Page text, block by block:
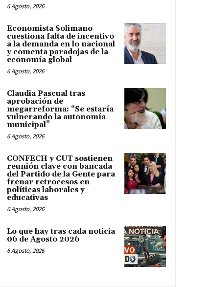
6 Agosto, 2026
Economista Solimano
cuestiona falta de incentivo
a la demanda en lo nacional
y comenta paradojas de la
economía global
6 Agosto, 2026
Claudia Pascual tras
aprobación de
megarreforma: “Se estaría
vulnerando la autonomía
municipal”
6 Agosto, 2026
CONFECH y CUT sostienen
reunión clave con bancada
del Partido de la Gente para
frenar retrocesos en
políticas laborales y
educativas
6 Agosto, 2026
Lo que hay tras cada noticia
06 de Agosto 2026
6 Agosto, 2026